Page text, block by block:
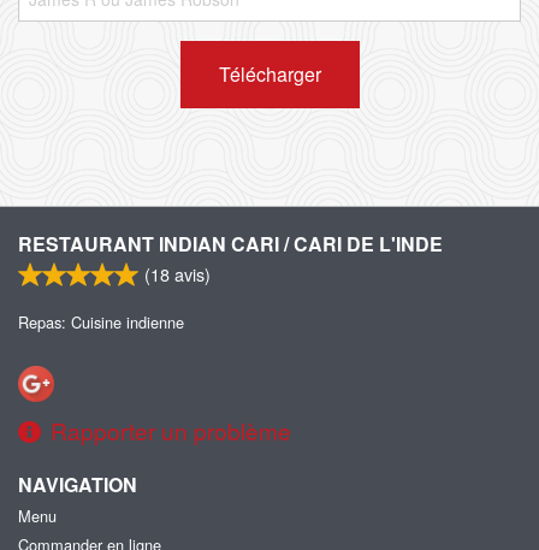
Télécharger
RESTAURANT INDIAN CARI / CARI DE L'INDE
(18avis)
Repas: Cuisine indienne
Rapporter un problème
NAVIGATION
Menu
Commander en ligne